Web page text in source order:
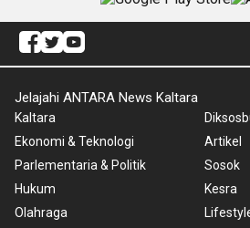
Jelajahi ANTARA News Kaltara
Kaltara
Ekonomi & Teknologi
Parlementaria & Politik
Hukum
Olahraga
Artikel
Sosok
Kesra